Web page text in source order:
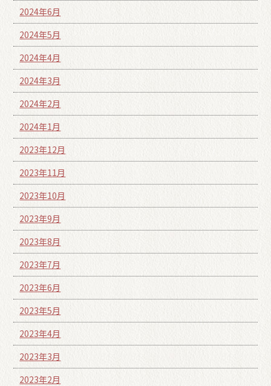
2024年6月
2024年5月
2024年4月
2024年3月
2024年2月
2024年1月
2023年12月
2023年11月
2023年10月
2023年9月
2023年8月
2023年7月
2023年6月
2023年5月
2023年4月
2023年3月
2023年2月